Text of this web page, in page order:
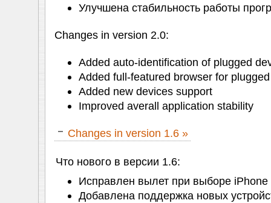
Улучшена стабильность работы
Changes in version 2.0:
Added auto-identification of plugged
Added full-featured browser for
Added new devices support
Improved averall application stability
Changes in version 1.6 »
Что нового в версии 1.6:
Исправлен вылет при выборе iPhone
Добавлена поддержка новых